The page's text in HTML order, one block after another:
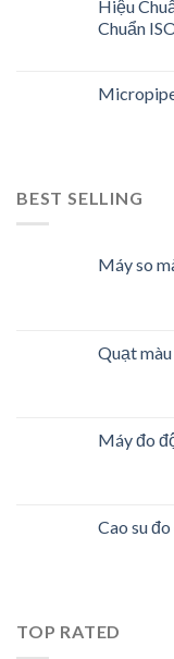
Hiệu
Chuẩn
BEST SELLING
Máy so
Quạt
Máy đo
Cao su
TOP RATED